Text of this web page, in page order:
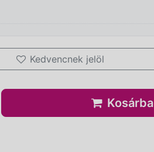
Kedvencnek jelöl
Kosárba